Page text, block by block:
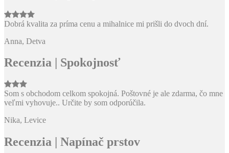
Dobrá kvalita za príma cenu a mihalnice mi prišli do dvoch dní.
Anna, Detva
Recenzia | Spokojnosť
Som s obchodom celkom spokojná. Poštovné je ale zdarma, čo mne
veľmi vyhovuje.. Určite by som odporúčila.
Nika, Levice
Recenzia | Napínač prstov